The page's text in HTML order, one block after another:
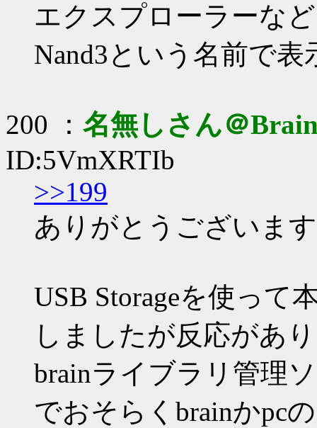
エクスプローラーな
Nand3という名前で表
200 ： 名無しさん＠
ID:5VmXRTIb
>>199
ありがとうございま
USB Storageを使って
しましたが反応があ
brainライブラリ管理
でおそらくbrainかpc